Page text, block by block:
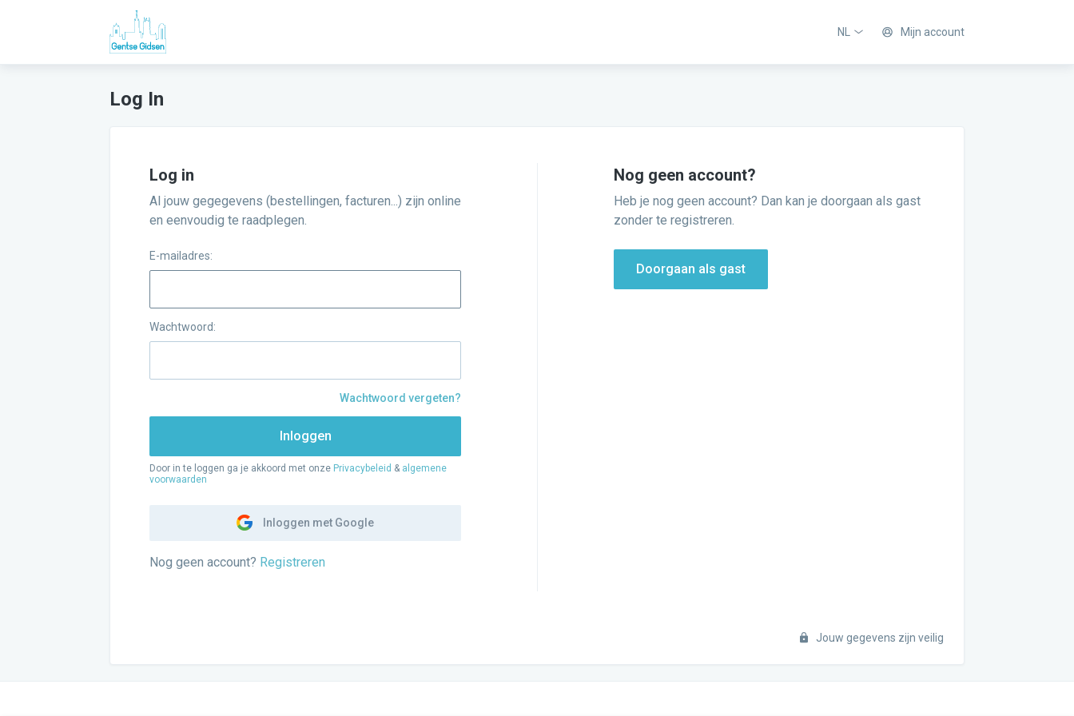
NL Mijn account
Log In
Log in
Al jouw gegegevens (bestellingen, facturen...) zijn online
en eenvoudig te raadplegen.
E-mailadres:
Wachtwoord:
Wachtwoord vergeten?
Inloggen
Door in te loggen ga je akkoord met onze Privacybeleid & algemene
voorwaarden
Inloggen met Google
Nog geen account? Registreren
Nog geen account?
Heb je nog geen account? Dan kan je doorgaan als gast
zonder te registreren.
Doorgaan als gast
Jouw gegevens zijn veilig